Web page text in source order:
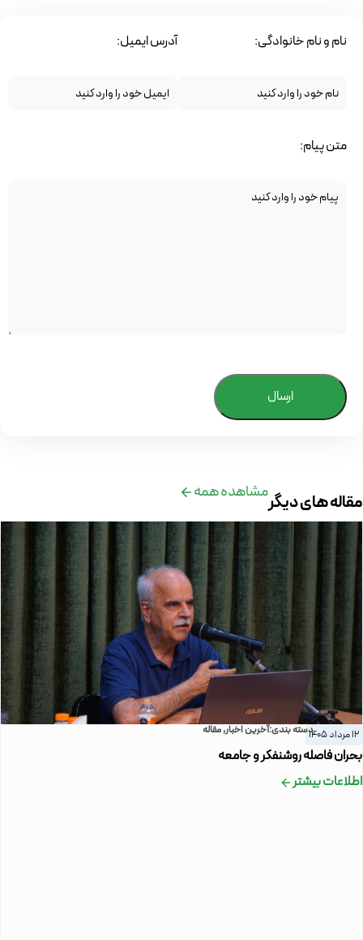
نام و نام خانوادگی: آدرس ایمیل:
متن پیام:
ارسال
مقاله های دیگرمشاهده همه
12 مرداد 1405 دسته بندی:آخرین اخبار,مقاله
بحران فاصله روشنفکر و جامعه
اطلاعات بیشتر